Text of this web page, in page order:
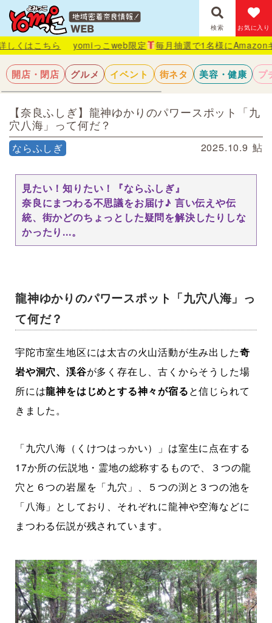
検索 お気に入り
ら yomiっこweb限定 毎月抽選で1名様にAmazonギフト券が
開店・閉店 グルメ イベント 街ネタ 美容・健康 プ
【奈良ふしぎ】龍神ゆかりのパワースポット「九
穴八海」って何だ？
ならふしぎ 2025.10.9 鮎
見たい！知りたい！『ならふしぎ』
奈良にまつわる不思議をお届け♪ 言い伝えや伝
統、街かどのちょっとした疑問を解決したりしな
かったり...。
龍神ゆかりのパワースポット「九穴八海」っ
て何だ？
宇陀市室生地区には太古の火山活動が生み出した奇
岩や洞穴、渓谷が多く存在し、古くからそうした場
所には龍神をはじめとする神々が宿ると信じられて
きました。
「九穴八海（くけつはっかい）」は室生に点在する
17か所の伝説地・霊地の総称するもので、３つの龍
穴と６つの岩屋を「九穴」、５つの渕と３つの池を
「八海」としており、それぞれに龍神や空海などに
まつわる伝説が残されています。